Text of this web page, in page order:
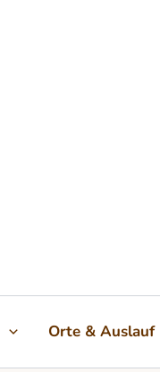
Orte & Auslauf